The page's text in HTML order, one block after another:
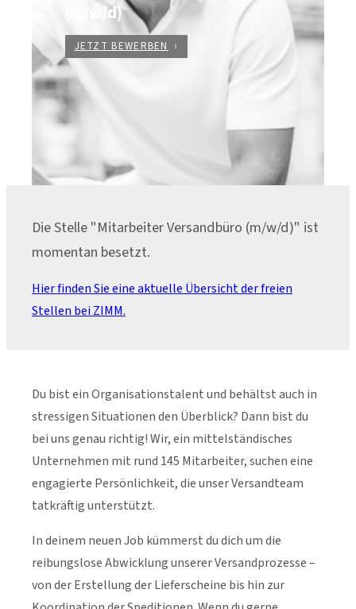
(m/w/d)
JETZT BEWERBEN
Die Stelle "Mitarbeiter Versandbüro (m/w/d)" ist
momentan besetzt.
Hier finden Sie eine aktuelle Übersicht der freien
Stellen bei ZIMM.
Du bist ein Organisationstalent und behältst auch in
stressigen Situationen den Überblick? Dann bist du
bei uns genau richtig! Wir, ein mittelständisches
Unternehmen mit rund 145 Mitarbeiter, suchen eine
engagierte Persönlichkeit, die unser Versandteam
tatkräftig unterstützt.
In deinem neuen Job kümmerst du dich um die
reibungslose Abwicklung unserer Versandprozesse –
von der Erstellung der Lieferscheine bis hin zur